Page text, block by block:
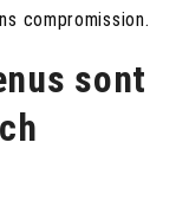
compromission.
sont